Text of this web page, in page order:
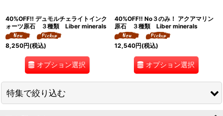
40%OFF!! デュモルチェライトインク
ォーツ原石 ３種類 Liber minerals
8,250円(税込)
オプション選択
40%OFF!! No３のみ！ アクアマリン
原石 ３種類 Liber minerals
12,540円(税込)
オプション選択
特集で絞り込む